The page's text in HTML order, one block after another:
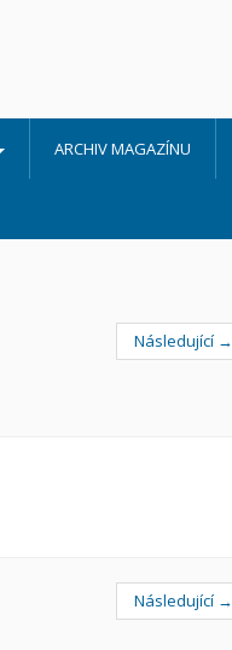
ARCHIV MAGAZÍNU
Následující →
Následující →